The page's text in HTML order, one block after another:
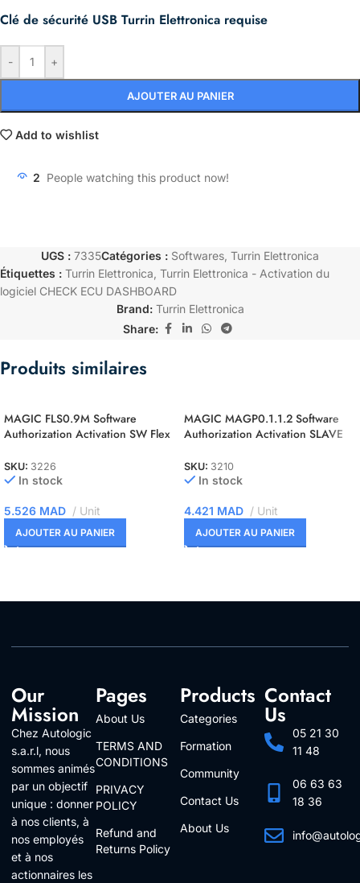
Clé de sécurité USB Turrin Elettronica requise
- +
AJOUTER AU PANIER
Add to wishlist
2 People watching this product now!
UGS : 7335Catégories : Softwares Turrin Elettronica
Étiquettes : Turrin Elettronica Turrin Elettronica - Activation du
logiciel CHECK ECU DASHBOARD
Brand: Turrin Elettronica
Share:
Produits similaires
MAGIC FLS0.9M Software
Authorization Activation SW Flex
SKU: 3226
In stock
5.526 MAD Unit
AJOUTER AU PANIER
MAGIC MAGP0.1.1.2 Software
Authorization Activation SLAVE
MASTER account
SKU: 3210
In stock
4.421 MAD Unit
AJOUTER AU PANIER
Our
Mission
Chez Autologic
s.a.r.l, nous
sommes animés
par un objectif
unique : donner
à nos clients, à
nos employés
et à nos
actionnaires les
Pages
About Us
TERMS AND
CONDITIONS
PRIVACY
POLICY
Refund and
Returns Policy
Products
Categories
Formation
Community
Contact Us
About Us
Contact
Us
05 21 30
11 48
06 63 63
18 36